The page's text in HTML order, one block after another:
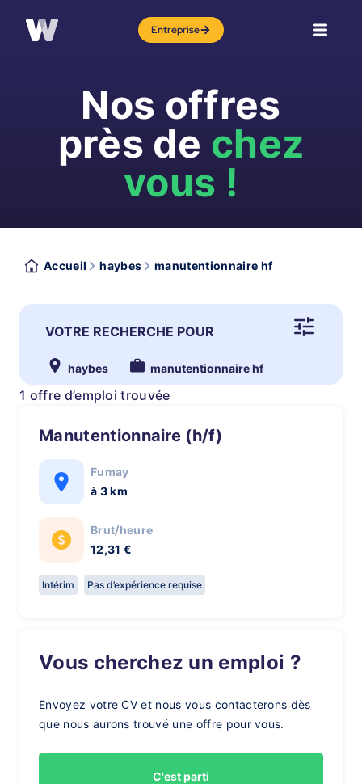
Entreprise
Nos offres
près de chez
vous !
Accueil haybes manutentionnaire hf
VOTRE RECHERCHE POUR
haybes manutentionnaire hf
1 offre d’emploi trouvée
Manutentionnaire (h/f)
Fumay
à 3 km
Brut/heure
12,31 €
Intérim Pas d’expérience requise
Vous cherchez un emploi ?
Envoyez votre CV et nous vous contacterons dès
que nous aurons trouvé une offre pour vous.
C'est parti